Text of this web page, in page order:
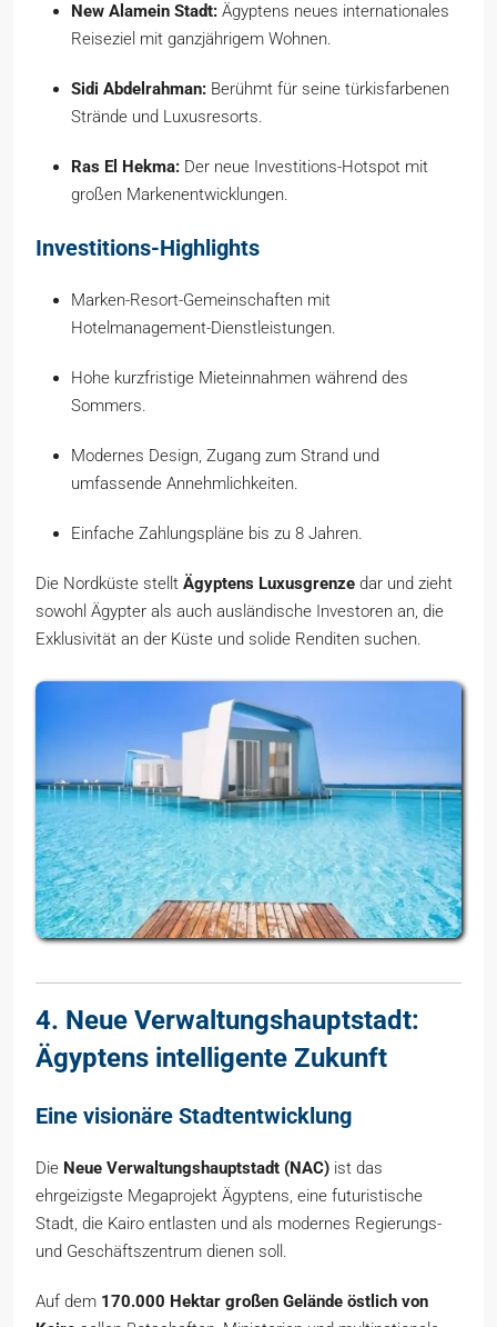
New Alamein Stadt: Ägyptens neues internationales
Reiseziel mit ganzjährigem Wohnen.
Sidi Abdelrahman: Berühmt für seine türkisfarbenen
Strände und Luxusresorts.
Ras El Hekma: Der neue Investitions-Hotspot mit
großen Markenentwicklungen.
Investitions-Highlights
Marken-Resort-Gemeinschaften mit
Hotelmanagement-Dienstleistungen.
Hohe kurzfristige Mieteinnahmen während des
Sommers.
Modernes Design, Zugang zum Strand und
umfassende Annehmlichkeiten.
Einfache Zahlungspläne bis zu 8 Jahren.
Die Nordküste stellt Ägyptens Luxusgrenze dar und zieht
sowohl Ägypter als auch ausländische Investoren an, die
Exklusivität an der Küste und solide Renditen suchen.
4. Neue Verwaltungshauptstadt:
Ägyptens intelligente Zukunft
Eine visionäre Stadtentwicklung
Die Neue Verwaltungshauptstadt (NAC) ist das
ehrgeizigste Megaprojekt Ägyptens, eine futuristische
Stadt, die Kairo entlasten und als modernes Regierungs-
und Geschäftszentrum dienen soll.
Auf dem 170.000 Hektar großen Gelände östlich von